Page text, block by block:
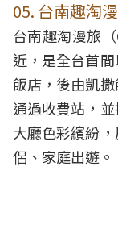
05. 台南趣淘
台南趣淘漫旅
近，是全台首
飯店，後由凱
通過收費站，
大廳色彩繽紛
侶、家庭出遊。